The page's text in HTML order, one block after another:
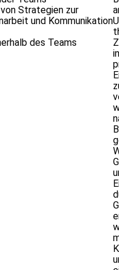
Strategien zur
und Kommunikation
des Teams
in